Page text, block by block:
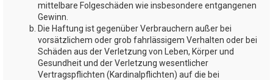
mittelbare Folgeschäden wie insbesondere entgangenen
Gewinn.
Die Haftung ist gegenüber Verbrauchern außer bei
vorsätzlichem oder grob fahrlässigem Verhalten oder bei
Schäden aus der Verletzung von Leben, Körper und
Gesundheit und der Verletzung wesentlicher
Vertragspflichten (Kardinalpflichten) auf die bei